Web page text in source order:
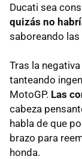
Ducati sea
quizás no
saboreando
Tras la
tanteando
MotoGP. Las
cabeza
habla de que
brazo para
honda.